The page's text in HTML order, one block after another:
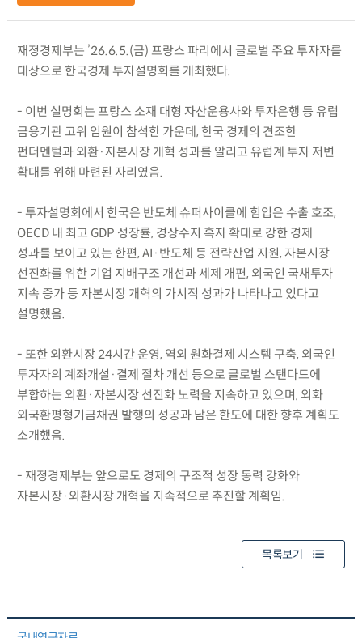
재정경제부는 ’26.6.5.(금) 프랑스 파리에서 글로벌 주요 투자자를
대상으로 한국경제 투자설명회를 개최했다.
- 이번 설명회는 프랑스 소재 대형 자산운용사와 투자은행 등 유럽
금융기관 고위 임원이 참석한 가운데, 한국 경제의 견조한
펀더멘털과 외환·자본시장 개혁 성과를 알리고 유럽계 투자 저변
확대를 위해 마련된 자리였음.
- 투자설명회에서 한국은 반도체 슈퍼사이클에 힘입은 수출 호조,
OECD 내 최고 GDP 성장률, 경상수지 흑자 확대로 강한 경제
성과를 보이고 있는 한편, AI·반도체 등 전략산업 지원, 자본시장
선진화를 위한 기업 지배구조 개선과 세제 개편, 외국인 국채투자
지속 증가 등 자본시장 개혁의 가시적 성과가 나타나고 있다고
설명했음.
- 또한 외환시장 24시간 운영, 역외 원화결제 시스템 구축, 외국인
투자자의 계좌개설·결제 절차 개선 등으로 글로벌 스탠다드에
부합하는 외환·자본시장 선진화 노력을 지속하고 있으며, 외화
외국환평형기금채권 발행의 성공과 남은 한도에 대한 향후 계획도
소개했음.
- 재정경제부는 앞으로도 경제의 구조적 성장 동력 강화와
자본시장·외환시장 개혁을 지속적으로 추진할 계획임.
목록보기